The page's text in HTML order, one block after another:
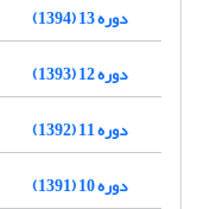
دوره 13 (1394)
دوره 12 (1393)
دوره 11 (1392)
دوره 10 (1391)